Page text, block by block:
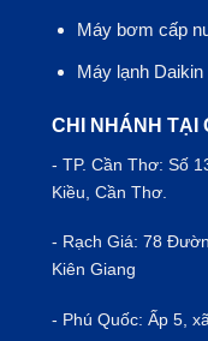
Máy bơm cấp
Máy lạnh Daikin
CHI NHÁNH TẠI
- TP.Cần Thơ: Số
Kiều, Cần Thơ.
- Rạch Giá: 78
Kiên Giang
- Phú Quốc: Ấp 5,